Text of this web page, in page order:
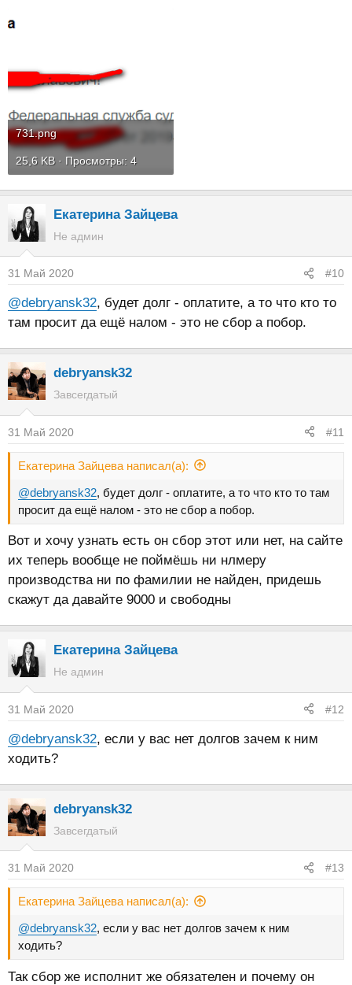
731.png
25,6 KB · Просмотры: 4
Екатерина Зайцева
Не админ
31 Май 2020 #10
@debryansk32, будет долг - оплатите, а то что кто то
там просит да ещё налом - это не сбор а побор.
debryansk32
Завсегдатый
31 Май 2020 #11
Екатерина Зайцева написал(а):
@debryansk32, будет долг - оплатите, а то что кто то там
просит да ещё налом - это не сбор а побор.
Вот и хочу узнать есть он сбор этот или нет, на сайте
их теперь вообще не поймёшь ни нлмеру
производства ни по фамилии не найден, придешь
скажут да давайте 9000 и свободны
Екатерина Зайцева
Не админ
31 Май 2020 #12
@debryansk32, если у вас нет долгов зачем к ним
ходить?
debryansk32
Завсегдатый
31 Май 2020 #13
Екатерина Зайцева написал(а):
@debryansk32, если у вас нет долгов зачем к ним
ходить?
Так сбор же исполнит же обязателен и почему он